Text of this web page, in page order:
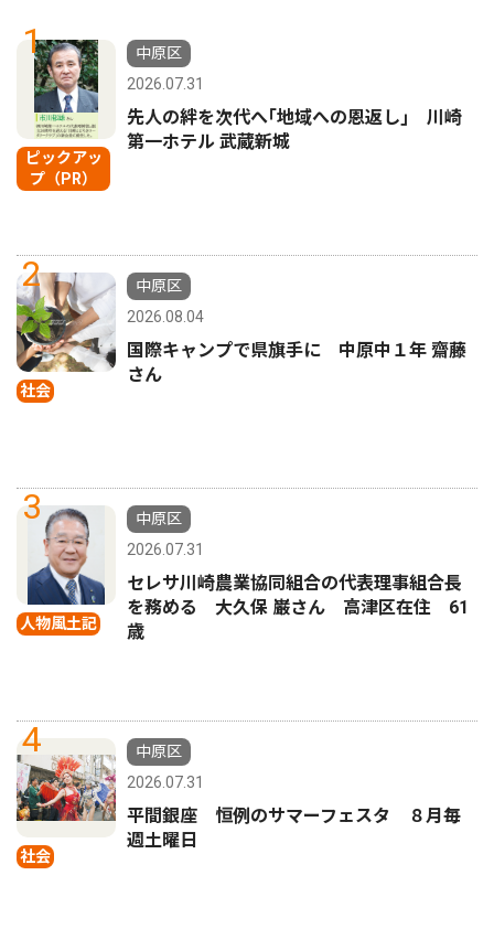
1
ピックアッ
プ（PR）
中原区
2026.07.31
先人の絆を次代へ｢地域への恩返し｣ 川崎
第一ホテル 武蔵新城
2
社会
中原区
2026.08.04
国際キャンプで県旗手に 中原中１年 齋藤
さん
3
人物風土記
中原区
2026.07.31
セレサ川崎農業協同組合の代表理事組合長
を務める 大久保 巌さん 高津区在住 61
歳
4
社会
中原区
2026.07.31
平間銀座 恒例のサマーフェスタ ８月毎
週土曜日